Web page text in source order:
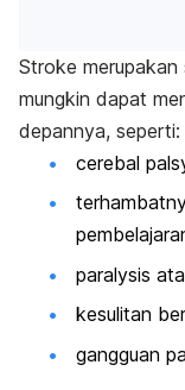
Stroke
mungkin dapat
depannya, seperti:
cerebal
paralysis
kesulitan
gangguan